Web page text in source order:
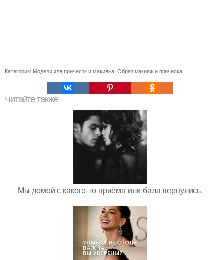
Категории: Модели для причесок и макияжа, Образ макияж и прическа
Читайте также
Мы домой с какого-то приёма или бала вернулись.